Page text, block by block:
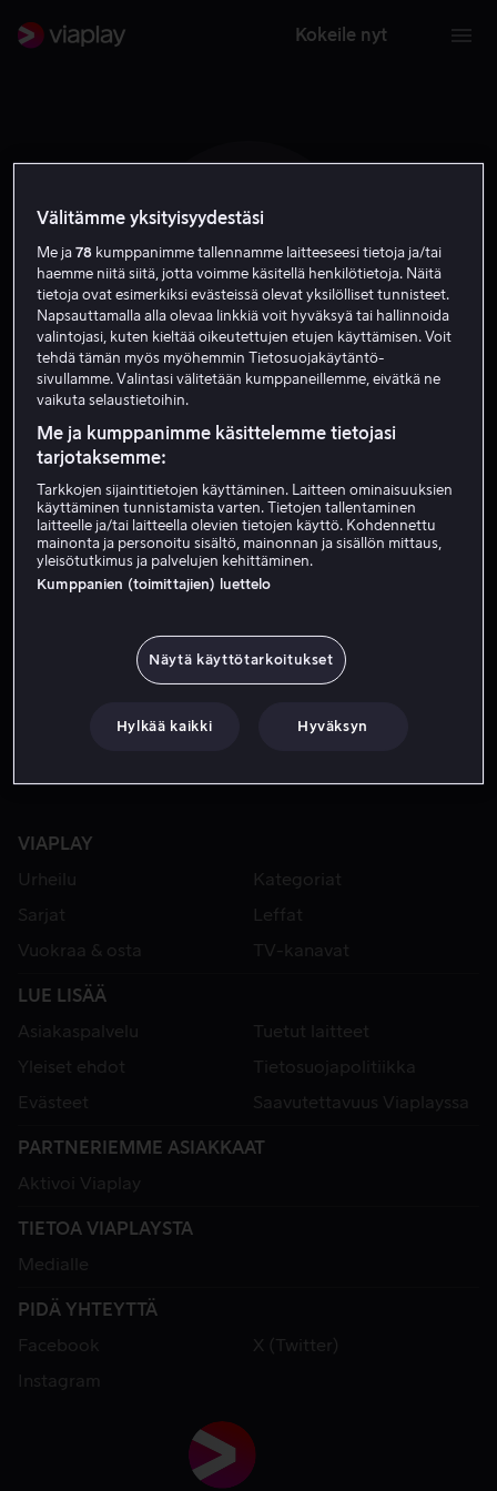
Kokeile nyt
A C
Adrian Collins
VIAPLAY
Urheilu
Kategoriat
Sarjat
Leffat
Vuokraa & osta
TV-kanavat
LUE LISÄÄ
Asiakaspalvelu
Tuetut laitteet
Yleiset ehdot
Tietosuojapolitiikka
Evästeet
Saavutettavuus Viaplayssa
PARTNERIEMME ASIAKKAAT
Aktivoi Viaplay
TIETOA VIAPLAYSTA
Medialle
PIDÄ YHTEYTTÄ
Facebook
X (Twitter)
Instagram
Välitämme yksityisyydestäsi
Me ja78 kumppanimme tallennamme laitteeseesi tietoja ja/tai
haemme niitä siitä, jotta voimme käsitellä henkilötietoja. Näitä
tietoja ovat esimerkiksi evästeissä olevat yksilölliset tunnisteet.
Napsauttamalla alla olevaa linkkiä voit hyväksyä tai hallinnoida
valintojasi, kuten kieltää oikeutettujen etujen käyttämisen. Voit
tehdä tämän myös myöhemmin Tietosuojakäytäntö-
sivullamme. Valintasi välitetään kumppaneillemme, eivätkä ne
vaikuta selaustietoihin.
Me ja kumppanimme käsittelemme tietojasi
tarjotaksemme:
Tarkkojen sijaintitietojen käyttäminen. Laitteen ominaisuuksien
käyttäminen tunnistamista varten. Tietojen tallentaminen
laitteelle ja/tai laitteella olevien tietojen käyttö. Kohdennettu
mainonta ja personoitu sisältö, mainonnan ja sisällön mittaus,
yleisötutkimus ja palvelujen kehittäminen.
Kumppanien (toimittajien) luettelo
Näytä käyttötarkoitukset
Hylkää kaikki Hyväksyn